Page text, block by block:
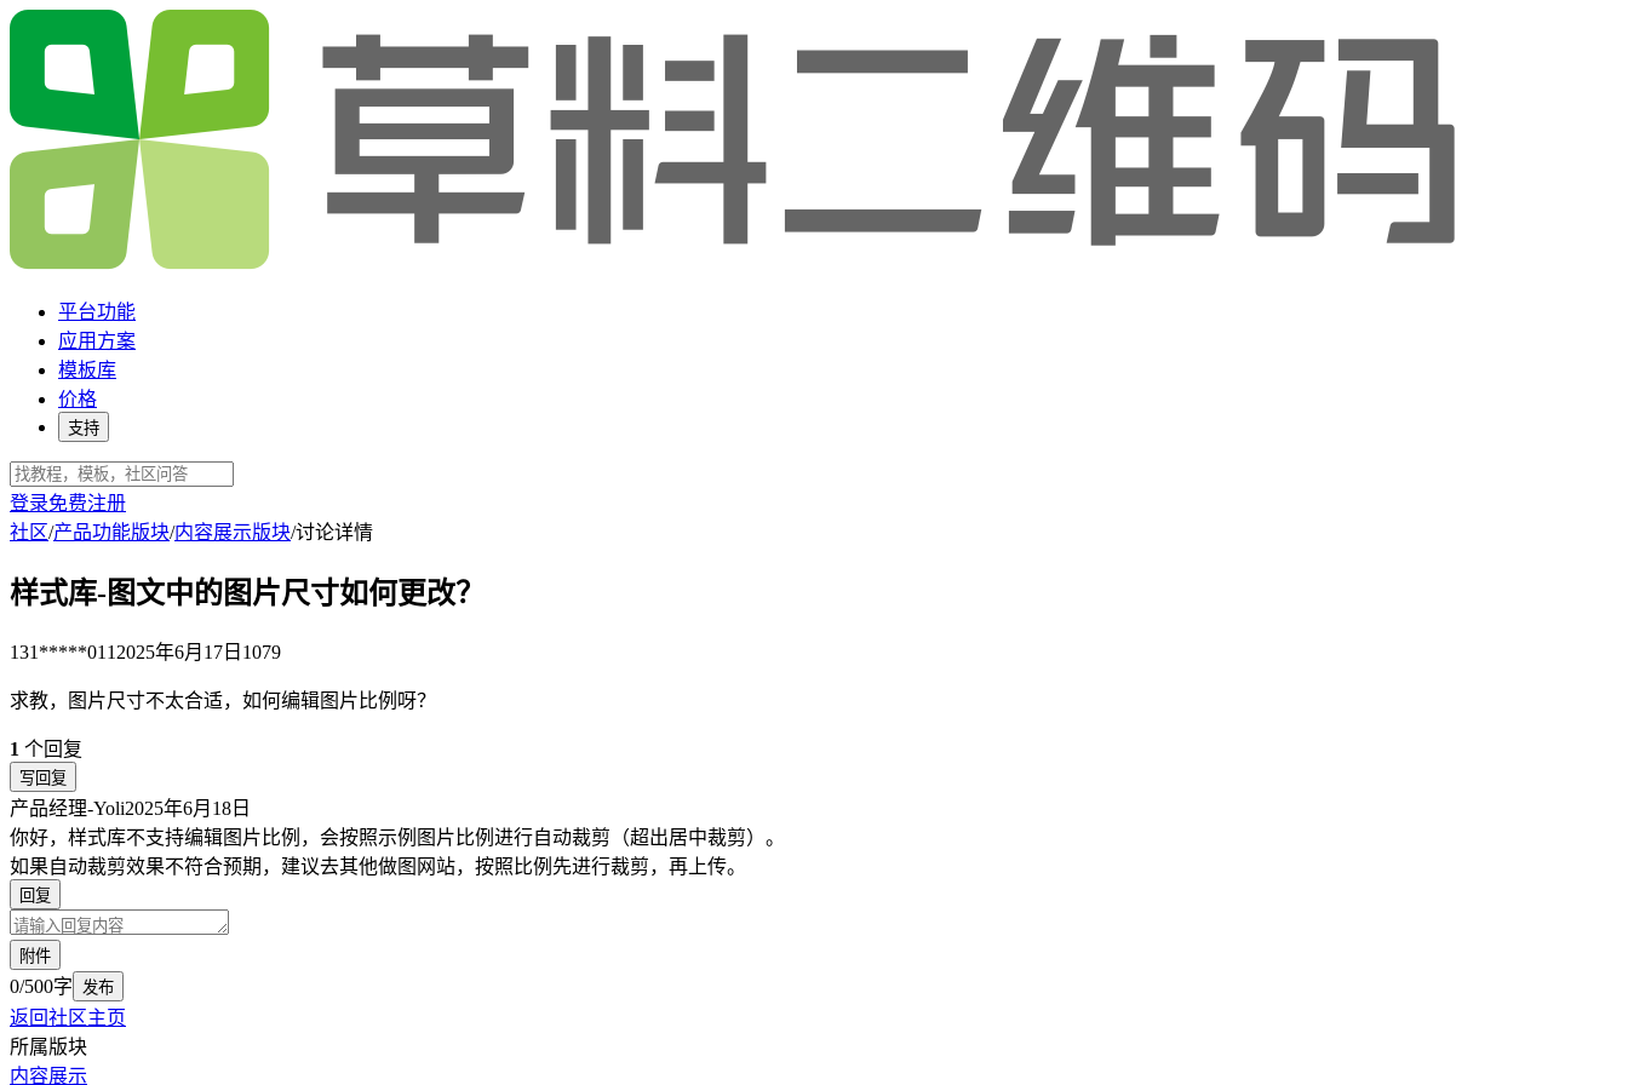
平台功能
应用方案
模板库
价格
支持
登录免费注册
社区/产品功能版块/内容展示版块/讨论详情
样式库-图文中的图片尺寸如何更改？
131*****011 2025年6月17日 1079
求教，图片尺寸不太合适，如何编辑图片比例呀？
1 个回复
写回复
产品经理-Yoli2025年6月18日
你好，样式库不支持编辑图片比例，会按照示例图片比例进行自动裁剪（超出居中裁剪）。
如果自动裁剪效果不符合预期，建议去其他做图网站，按照比例先进行裁剪，再上传。
回复
附件
0/500字 发布
返回社区主页
所属版块
内容展示